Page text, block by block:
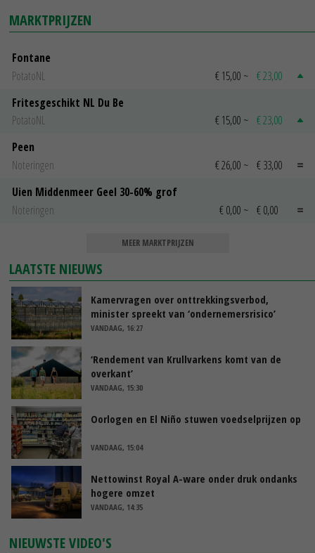
MARKTPRIJZEN
Fontane
PotatoNL
€ 15,00 ~ € 23,00
Fritesgeschikt NL Du Be
PotatoNL
€ 15,00 ~ € 23,00
Peen
Noteringen
€ 26,00 ~ € 33,00
Uien Middenmeer Geel 30-60% grof
Noteringen
€ 0,00 ~ € 0,00
MEER MARKTPRIJZEN
LAATSTE NIEUWS
Kamervragen over onttrekkingsverbod,
minister spreekt van ‘ondernemersrisico’
VANDAAG, 16:27
‘Rendement van Krullvarkens komt van de
overkant’
VANDAAG, 15:30
Oorlogen en El Niño stuwen voedselprijzen op
VANDAAG, 15:04
Nettowinst Royal A-ware onder druk ondanks
hogere omzet
VANDAAG, 14:35
NIEUWSTE VIDEO'S